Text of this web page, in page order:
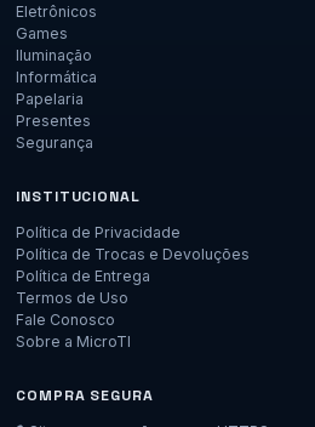
Eletrônicos
Games
Iluminação
Informática
Papelaria
Presentes
Segurança
INSTITUCIONAL
Política de Privacidade
Política de Trocas e Devoluções
Política de Entrega
Termos de Uso
Fale Conosco
Sobre a MicroTI
COMPRA SEGURA